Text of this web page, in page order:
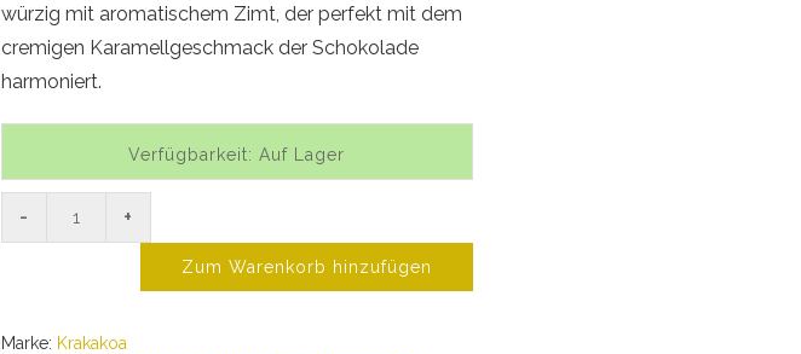
würzig mit aromatischem Zimt, der perfekt mit dem
cremigen Karamellgeschmack der Schokolade
harmoniert.
Verfügbarkeit: Auf Lager
- +
Zum Warenkorb hinzufügen
Marke: Krakakoa